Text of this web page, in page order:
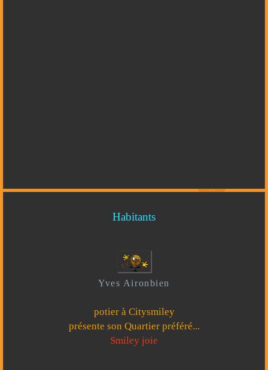
Habitants
Yves Aironbien
potier à Citysmiley
présente son Quartier préféré...
Smiley joie